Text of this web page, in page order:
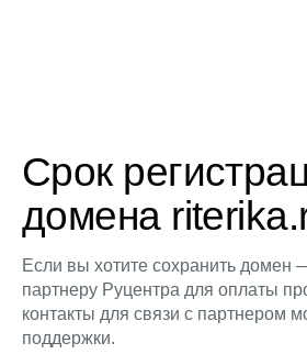
Срок
домена
Если вы хотите сохранить домен
партнеру Руцентра для оплаты
контакты для связи с партнером
поддержки.